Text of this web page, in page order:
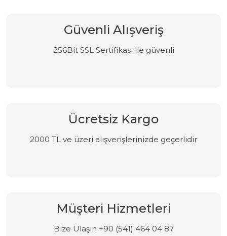
Güvenli Alışveriş
256Bit SSL Sertifikası ile güvenli
Ücretsiz Kargo
2000 TL ve üzeri alışverişlerinizde geçerlidir
Müşteri Hizmetleri
Bize Ulaşın +90 (541) 464 04 87